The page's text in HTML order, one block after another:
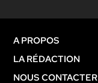
A PROPOS
LA RÉDACTION
NOUS CONTACTER